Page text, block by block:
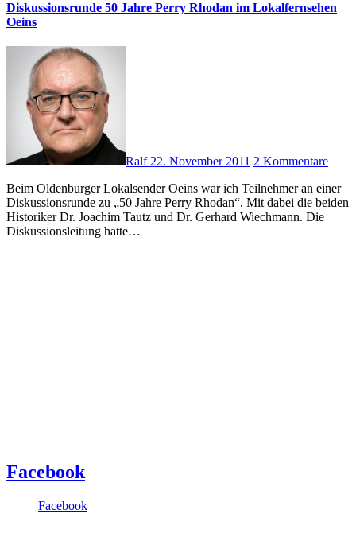
Diskussionsrunde 50 Jahre Perry Rhodan im Lokalfernsehen
Oeins
Ralf22. November 2011 2 Kommentare
Beim Oldenburger Lokalsender Oeins war ich Teilnehmer an einer
Diskussionsrunde zu „50 Jahre Perry Rhodan“. Mit dabei die beiden
Historiker Dr. Joachim Tautz und Dr. Gerhard Wiechmann. Die
Diskussionsleitung hatte…
Facebook
Facebook